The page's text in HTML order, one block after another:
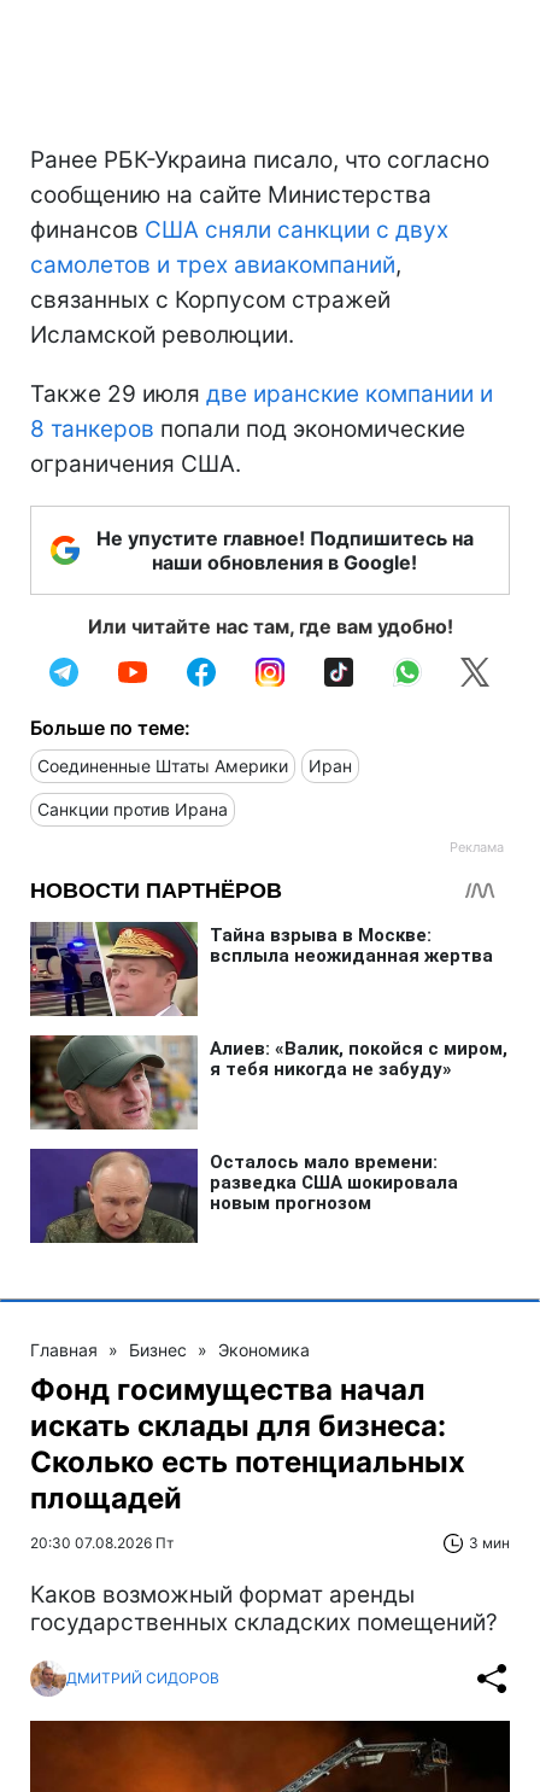
Ранее РБК-Украина писало, что согласно
сообщению на сайте Министерства
финансов США сняли санкции с двух
самолетов и трех авиакомпаний,
связанных с Корпусом стражей
Исламской революции.
Также 29 июля две иранские компании и
8 танкеров попали под экономические
ограничения США.
Не упустите главное! Подпишитесь на
наши обновления в Google!
Или читайте нас там, где вам удобно!
Больше по теме:
Соединенные Штаты Америки Иран
Санкции против Ирана
Главная » Бизнес » Экономика
Фонд госимущества начал
искать склады для бизнеса:
Сколько есть потенциальных
площадей
20:30 07.08.2026 Пт 3 мин
Каков возможный формат аренды
государственных складских помещений?
ДМИТРИЙ СИДОРОВ